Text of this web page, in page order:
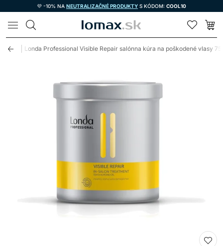
💜 -10% NA NEUTRALIZAČNÉ PRODUKTY S KÓDOM: COOL10
LOMAX
Londa Professional Visible Repair salónna kúra na poškodené vlasy